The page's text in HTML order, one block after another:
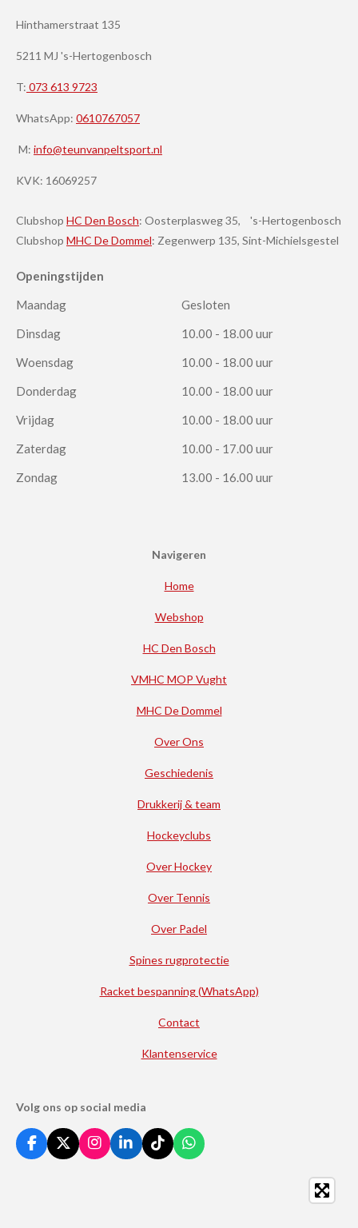
Hinthamerstraat 135
5211 MJ 's-Hertogenbosch
T: 073 613 9723
WhatsApp: 0610767057
M: info@teunvanpeltsport.nl
KVK: 16069257
Clubshop HC Den Bosch: Oosterplasweg 35, 's-Hertogenbosch
Clubshop MHC De Dommel: Zegenwerp 135, Sint-Michielsgestel
Openingstijden
Maandag
Gesloten
Dinsdag
10.00 - 18.00 uur
Woensdag
10.00 - 18.00 uur
Donderdag
10.00 - 18.00 uur
Vrijdag
10.00 - 18.00 uur
Zaterdag
10.00 - 17.00 uur
Zondag
13.00 - 16.00 uur
Navigeren
Home
Webshop
HC Den Bosch
VMHC MOP Vught
MHC De Dommel
Over Ons
Geschiedenis
Drukkerij & team
Hockeyclubs
Over Hockey
Over Tennis
Over Padel
Spines rugprotectie
Racket bespanning (WhatsApp)
Contact
Klantenservice
Volg ons op social media
F
a
X
I
n
L
i
T
i
W
h